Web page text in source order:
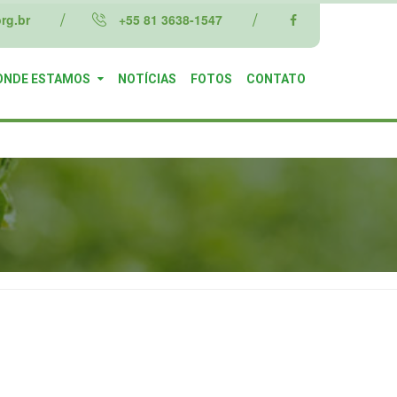
+55 81 3638-1547
ESTAMOS NOTÍCIAS FOTOS CONTATO